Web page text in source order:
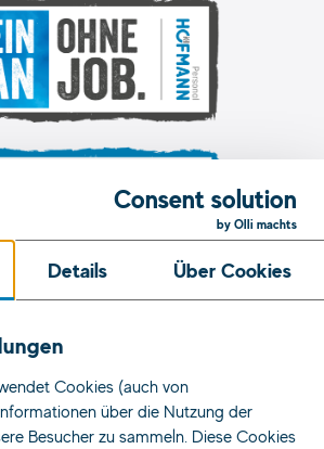
Jobs
Standorte
Consent solution
by Olli machts
Details Über Cookies
Cookies (auch von
über die Nutzung der
Besucher zu sammeln. Diese Cookies